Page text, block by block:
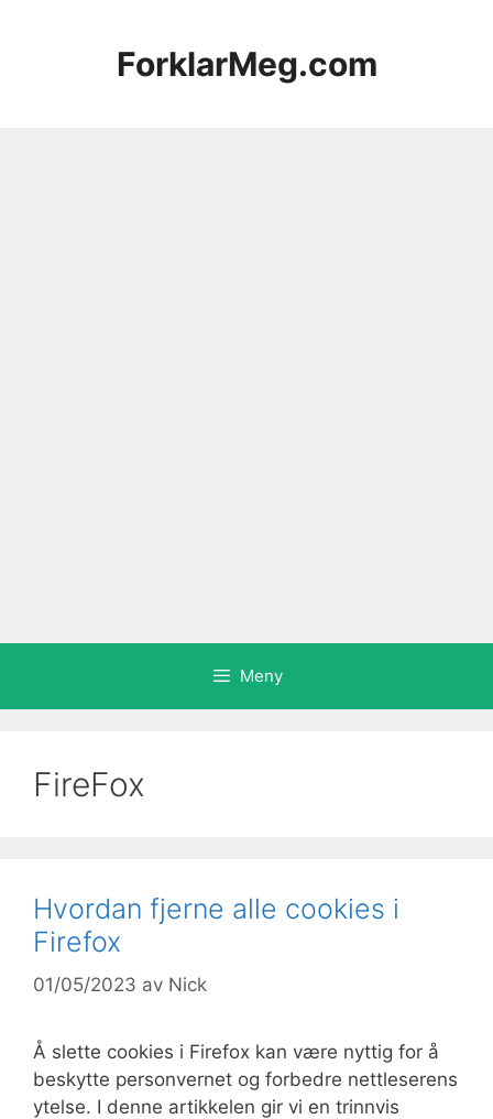
ForklarMeg.com
Meny
FireFox
Hvordan fjerne alle cookies i
Firefox
01/05/2023 av Nick
Å slette cookies i Firefox kan være nyttig for å
beskytte personvernet og forbedre nettleserens
ytelse. I denne artikkelen gir vi en trinnvis